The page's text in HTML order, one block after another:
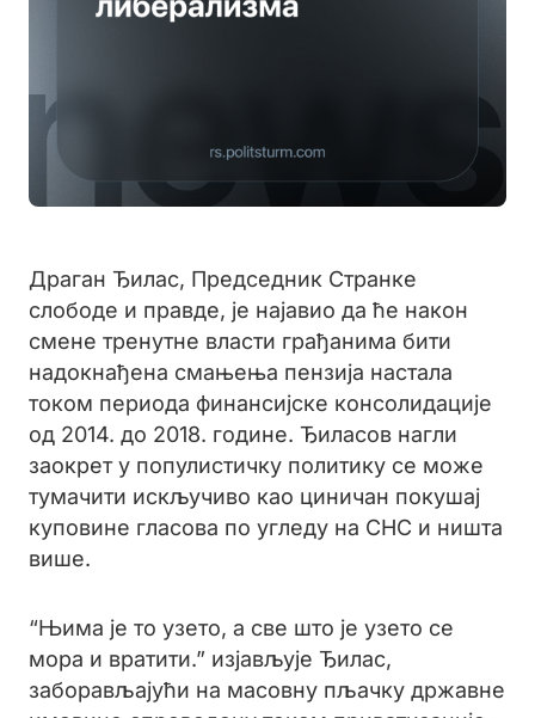
Драган Ђилас, Председник Странке
слободе и правде, је најавио да ће након
смене тренутне власти грађанима бити
надокнађена смањења пензија настала
током периода финансијске консолидације
од 2014. до 2018. године. Ђиласов нагли
заокрет у популистичку политику се може
тумачити искључиво као циничан покушај
куповине гласова по угледу на СНС и ништа
више.
“Њима је то узето, а све што је узето се
мора и вратити.” изјављује Ђилас,
заборављајући на масовну пљачку државне